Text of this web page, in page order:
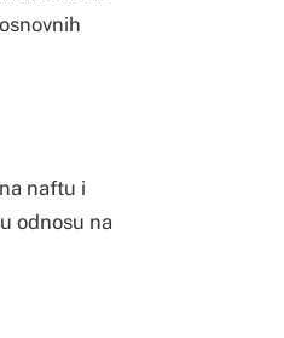
naftu i
odnosu na